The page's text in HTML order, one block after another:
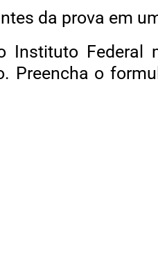
da prova em
Instituto Federal
Preencha o